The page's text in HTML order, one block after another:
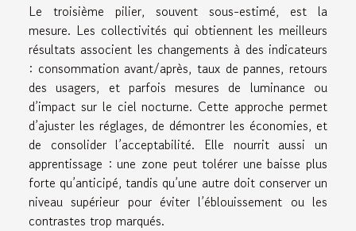
Le troisième pilier, souvent sous-estimé, est la
mesure. Les collectivités qui obtiennent les meilleurs
résultats associent les changements à des indicateurs
: consommation avant/après, taux de pannes, retours
des usagers, et parfois mesures de luminance ou
d’impact sur le ciel nocturne. Cette approche permet
d’ajuster les réglages, de démontrer les économies, et
de consolider l’acceptabilité. Elle nourrit aussi un
apprentissage : une zone peut tolérer une baisse plus
forte qu’anticipé, tandis qu’une autre doit conserver un
niveau supérieur pour éviter l’éblouissement ou les
contrastes trop marqués.